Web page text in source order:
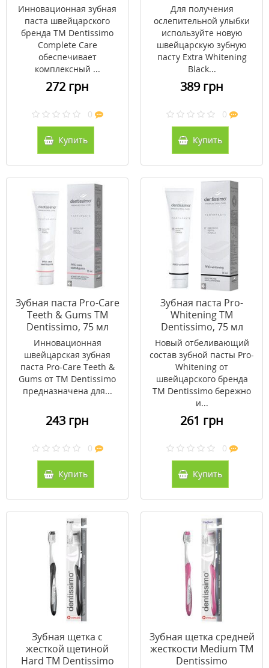
Инновационная зубная
паста швейцарского
бренда ТМ Dentissimo
Complete Care
обеспечивает
комплексный ...
272 грн
0
Купить
Для получения
ослепительной улыбки
используйте новую
швейцарскую зубную
пасту Extra Whitening
Black...
389 грн
0
Купить
Зубная паста Pro-Care
Teeth & Gums ТМ
Dentissimo, 75 мл
Инновационная
швейцарская зубная
паста Pro-Care Teeth &
Gums от ТМ Dentissimo
предназначена для...
243 грн
0
Купить
Зубная паста Pro-
Whitening ТМ
Dentissimo, 75 мл
Новый отбеливающий
состав зубной пасты Pro-
Whitening от
швейцарского бренда
ТМ Dentissimo бережно
и...
261 грн
0
Купить
Зубная щeтка с
жесткой щетиной
Hard ТМ Dentissimo
Зубная щетка средней
жесткости Medium ТМ
Dentissimo